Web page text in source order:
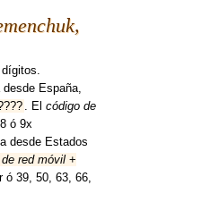
España,
. El código de
ó 9x
desde Estados
red móvil+
39, 50, 63, 66,